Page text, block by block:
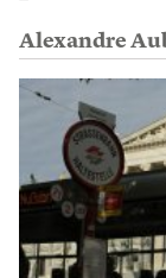
Alexandre